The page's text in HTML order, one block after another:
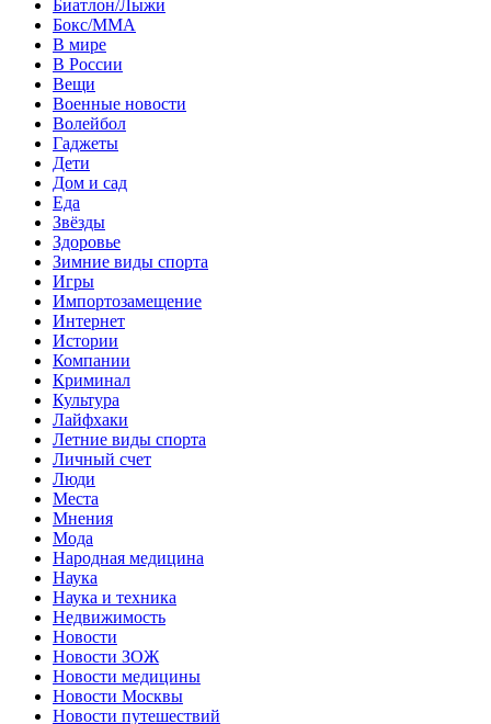
Биатлон/Лыжи
Бокс/MMA
В мире
В России
Вещи
Военные новости
Волейбол
Гаджеты
Дети
Дом и сад
Еда
Звёзды
Здоровье
Зимние виды спорта
Игры
Импортозамещение
Интернет
Истории
Компании
Криминал
Культура
Лайфхаки
Летние виды спорта
Личный счет
Люди
Места
Мнения
Мода
Народная медицина
Наука
Наука и техника
Недвижимость
Новости
Новости ЗОЖ
Новости медицины
Новости Москвы
Новости путешествий